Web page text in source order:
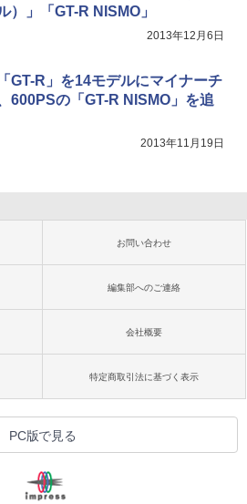
）」「GT-R NISMO」
2013年12月6日
GT-R」を14モデルにマイナーチ
600PSの「GT-R NISMO」を追
2013年11月19日
お問い合わせ
編集部へのご連絡
会社概要
特定商取引法に基づく表示
PC版で見る